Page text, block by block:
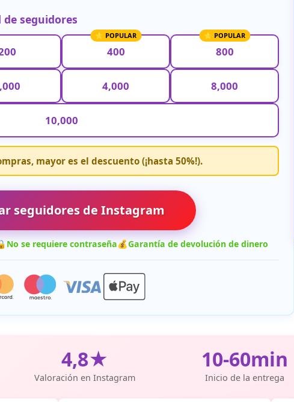
de seguidores
400 800
4,000 8,000
10,000
mayor es el descuento (¡hasta 50%!).
seguidores de Instagram
No se requiere contraseña💰Garantía de devolución de dinero
4,8★
Valoración en Instagram
10-60min
Inicio de la entrega